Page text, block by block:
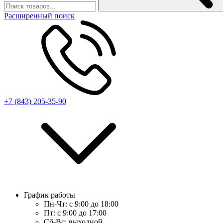
Расширенный поиск
+7 (843) 205-35-90
График работы
Пн-Чт: с 9:00 до 18:00
Пт: с 9:00 до 17:00